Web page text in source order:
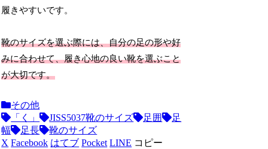
履きやすいです。
靴のサイズを選ぶ際には、自分の足の形や好
みに合わせて、履き心地の良い靴を選ぶこと
が大切です。
その他
「く」
JISS5037靴のサイズ 足囲
足
幅
足長
靴のサイズ
X Facebook はてブ Pocket LINE コピー